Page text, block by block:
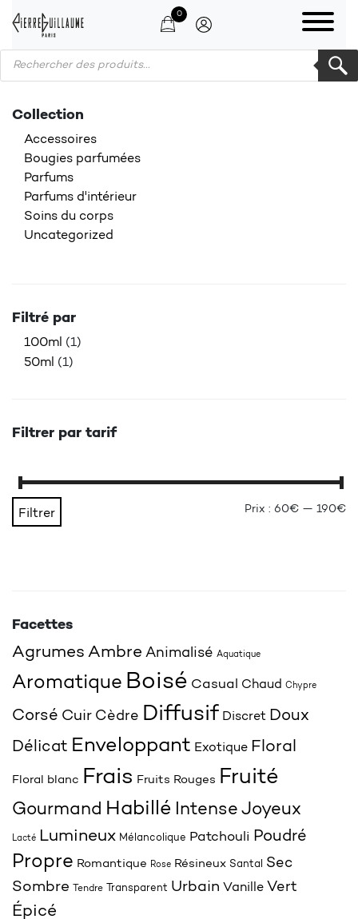
0
Products search
Collection
Accessoires
Bougies parfumées
Parfums
Parfums d'intérieur
Soins du corps
Uncategorized
Filtré par
100ml (1)
50ml (1)
Filtrer par tarif
Filtrer Prix : 60€ — 190€
Facettes
Agrumes Ambre Animalisé Aquatique
Aromatique Boisé Casual Chaud Chypre
Corsé Cuir Cèdre Diffusif Discret Doux
Délicat Enveloppant Exotique Floral
Floral blanc Frais Fruits Rouges Fruité
Gourmand Habillé Intense Joyeux
Lacté Lumineux Mélancolique Patchouli Poudré
Propre Romantique Rose Résineux Santal Sec
Sombre Tendre Transparent Urbain Vanille Vert
Épicé